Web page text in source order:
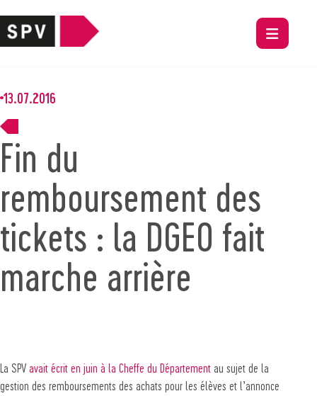
13.07.2016
Fin du
remboursement des
tickets : la DGEO fait
marche arrière
La SPV avait écrit en juin à la Cheffe du Département au sujet de la
gestion des remboursements des achats pour les élèves et l’annonce